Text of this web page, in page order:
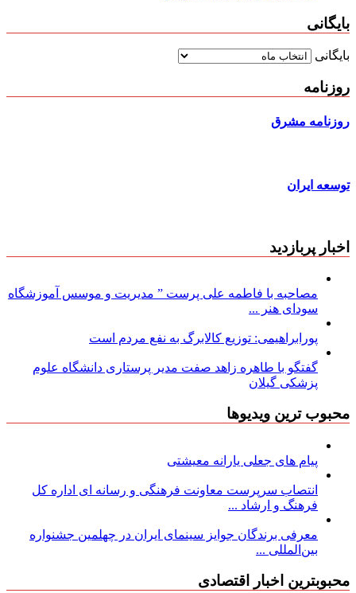
بایگانی
بایگانی
روزنامه
روزنامه مشرق
توسعه ایران
اخبار پربازدید
مصاحبه با فاطمه علی پرست ” مدیریت و موسس آموزشگاه
سودای هنر ...
پورابراهیمی: توزیع کالابرگ به نفع مردم است
گفتگو با طاهره زاهد صفت مدیر پرستاری دانشگاه علوم
پزشکی گیلان
محبوب ترین ویدیوها
پیام های جعلی یارانه معیشتی
انتصاب سرپرست معاونت فرهنگی و رسانه ای اداره کل
فرهنگ و ارشاد ...
معرفی برندگان جوایز سینمای ایران در چهلمین جشنواره
بین‌المللی ...
محبوبترین اخبار اقتصادی